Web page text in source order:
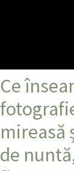
Ce
mireasă
de